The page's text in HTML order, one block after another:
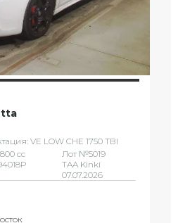
VE LOW CHE 1750 TBI
сс
Лот №5019
TAA Kinki
07.07.2026